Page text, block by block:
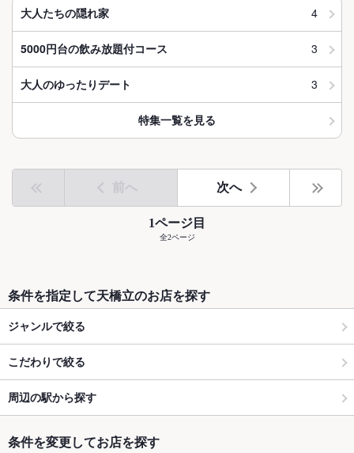
大人たちの隠れ家 4
5000円台の飲み放題付コース 3
大人のゆったりデート 3
特集一覧を見る
前へ 次へ
1ページ目
全2ページ
条件を指定して天橋立のお店を探す
ジャンルで絞る
こだわりで絞る
周辺の駅から探す
条件を変更してお店を探す